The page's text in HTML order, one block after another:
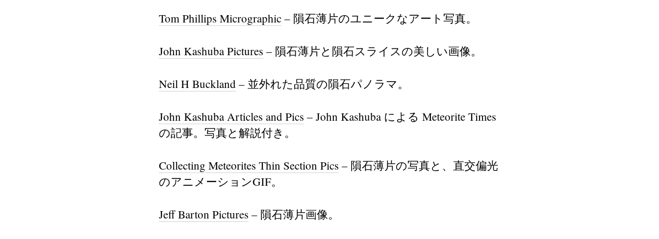
Tom Phillips Micrographic – 隕石薄片のユニークなアート写真。
John Kashuba Pictures – 隕石薄片と隕石スライスの美しい画像。
Neil H Buckland – 並外れた品質の隕石パノラマ。
John Kashuba Articles and Pics – John Kashuba による Meteorite Times
の記事。写真と解説付き。
Collecting Meteorites Thin Section Pics – 隕石薄片の写真と、直交偏光
のアニメーションGIF。
Jeff Barton Pictures – 隕石薄片画像。